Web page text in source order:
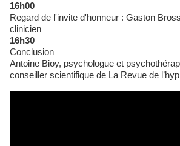
16h00
Regard de l'invite d'honneur : Gaston
clinicien
16h30
Conclusion
Antoine Bioy, psychologue et
conseiller scientifique de La Revue de